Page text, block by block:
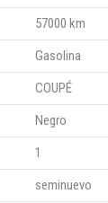
57000 km
Gasolina
COUPÉ
Negro
1
seminuevo